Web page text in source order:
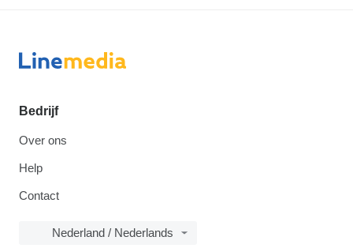
Bedrijf
Over ons
Help
Contact
Nederland / Nederlands